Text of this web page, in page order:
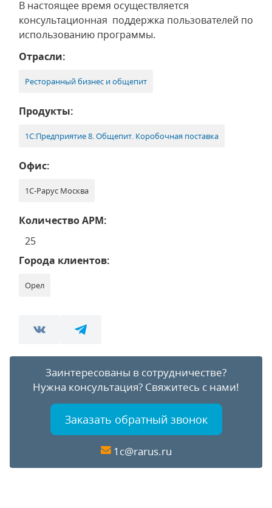
В настоящее время осуществляется
консультационная поддержка пользователей по
использованию программы.
Отрасли:
Ресторанный бизнес и общепит
Продукты:
1С:Предприятие 8. Общепит. Коробочная поставка
Офис:
1С-Рарус Москва
Количество АРМ:
25
Города клиентов:
Орел
Заинтересованы в сотрудничестве?
Нужна консультация? Свяжитесь с нами!
Заказать обратный звонок
1c@rarus.ru